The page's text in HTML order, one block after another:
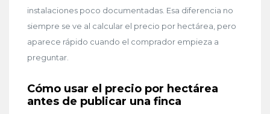
instalaciones poco documentadas. Esa diferencia no
siempre se ve al calcular el precio por hectárea, pero
aparece rápido cuando el comprador empieza a
preguntar.
Cómo usar el precio por hectárea
antes de publicar una finca